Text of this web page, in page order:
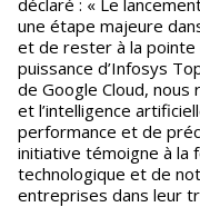
déclaré : « Le
une étape majeure
et de rester à la pointe
puissance d’Infosys
de Google Cloud, nous
et l’intelligence
performance et de
initiative témoigne à la
technologique et de
entreprises dans leur